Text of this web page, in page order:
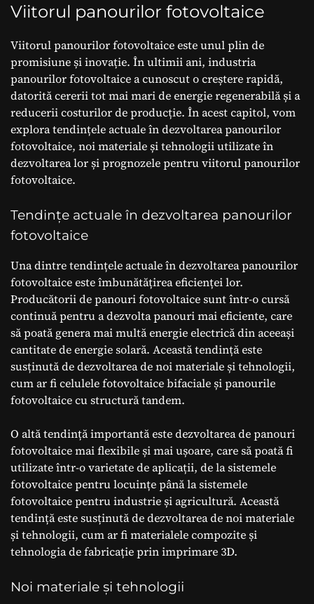
Viitorul panourilor fotovoltaice
Viitorul panourilor fotovoltaice este unul plin de
promisiune și inovație. În ultimii ani, industria
panourilor fotovoltaice a cunoscut o creștere rapidă,
datorită cererii tot mai mari de energie regenerabilă și a
reducerii costurilor de producție. În acest capitol, vom
explora tendințele actuale în dezvoltarea panourilor
fotovoltaice, noi materiale și tehnologii utilizate în
dezvoltarea lor și prognozele pentru viitorul panourilor
fotovoltaice.
Tendințe actuale în dezvoltarea panourilor
fotovoltaice
Una dintre tendințele actuale în dezvoltarea panourilor
fotovoltaice este îmbunătățirea eficienței lor.
Producătorii de panouri fotovoltaice sunt într-o cursă
continuă pentru a dezvolta panouri mai eficiente, care
să poată genera mai multă energie electrică din aceeași
cantitate de energie solară. Această tendință este
susținută de dezvoltarea de noi materiale și tehnologii,
cum ar fi celulele fotovoltaice bifaciale și panourile
fotovoltaice cu structură tandem.
O altă tendință importantă este dezvoltarea de panouri
fotovoltaice mai flexibile și mai ușoare, care să poată fi
utilizate într-o varietate de aplicații, de la sistemele
fotovoltaice pentru locuințe până la sistemele
fotovoltaice pentru industrie și agricultură. Această
tendință este susținută de dezvoltarea de noi materiale
și tehnologii, cum ar fi materialele compozite și
tehnologia de fabricație prin imprimare 3D.
Noi materiale și tehnologii